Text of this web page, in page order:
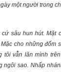
Comparative
một người trong
cứ sâu hun hút. Mặt
cho những đốm
tôi vẫn lăn mình
ngôi sao. Nhấp